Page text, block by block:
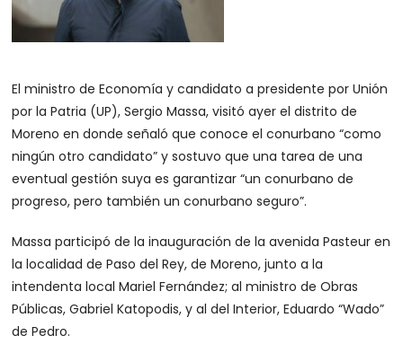
El ministro de Economía y candidato a presidente por Unión
por la Patria (UP), Sergio Massa, visitó ayer el distrito de
Moreno en donde señaló que conoce el conurbano “como
ningún otro candidato” y sostuvo que una tarea de una
eventual gestión suya es garantizar “un conurbano de
progreso, pero también un conurbano seguro”.
Massa participó de la inauguración de la avenida Pasteur en
la localidad de Paso del Rey, de Moreno, junto a la
intendenta local Mariel Fernández; al ministro de Obras
Públicas, Gabriel Katopodis, y al del Interior, Eduardo “Wado”
de Pedro.